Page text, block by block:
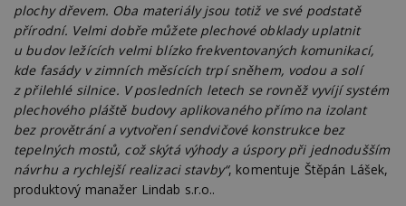
plochy dřevem. Oba materiály jsou totiž ve své podstatě
přírodní. Velmi dobře můžete plechové obklady uplatnit
u budov ležících velmi blízko frekventovaných komunikací,
kde fasády v zimních měsících trpí sněhem, vodou a solí
z přilehlé silnice. V posledních letech se rovněž vyvíjí systém
plechového pláště budovy aplikovaného přímo na izolant
bez provětrání a vytvoření sendvičové konstrukce bez
tepelných mostů, což skýtá výhody a úspory při jednodušším
návrhu a rychlejší realizaci stavby“, komentuje Štěpán Lášek,
produktový manažer Lindab s.r.o..